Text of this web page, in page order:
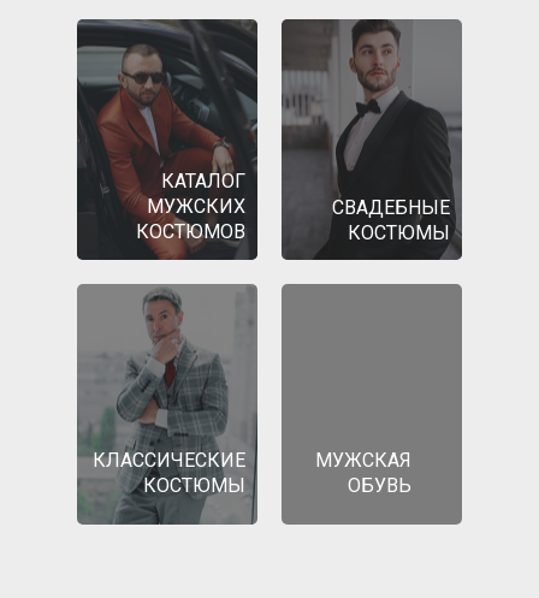
КАТАЛОГ
МУЖСКИХ
КОСТЮМОВ
СВАДЕБНЫЕ
КОСТЮМЫ
КЛАССИЧЕСКИЕ
КОСТЮМЫ
МУЖСКАЯ
ОБУВЬ